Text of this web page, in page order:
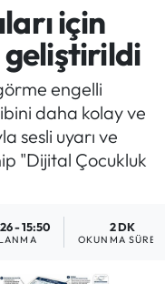
için
engelli
daha kolay ve
sesli uyarı ve
"Dijital Çocukluk
- 15:50 2 DK
OKUNMA